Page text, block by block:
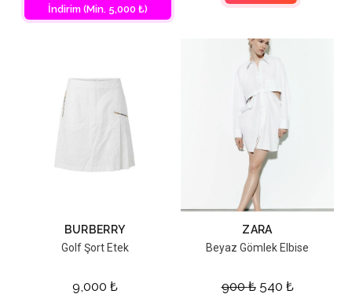
İndirim (Min. 5,000 ₺)
BURBERRY
Golf Şort Etek
9,000 ₺
ZARA
Beyaz Gömlek Elbise
900₺ 540 ₺